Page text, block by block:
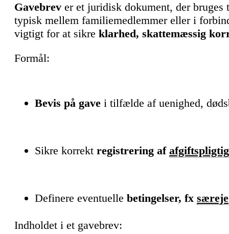
Gavebrev er et juridisk dokument, der
typisk mellem familiemedlemmer eller i
vigtigt for at sikre klarhed, skattemæssig
Formål:
Bevis på gave i tilfælde af uenighed,
Sikre korrekt registrering af afgiftspligtig
Definere eventuelle betingelser, fx særeje
Indholdet i et gavebrev: